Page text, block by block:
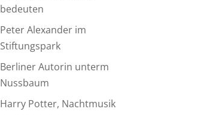
bedeuten
Peter Alexander im
Stiftungspark
Berliner Autorin unterm
Nussbaum
Harry Potter, Nachtmusik